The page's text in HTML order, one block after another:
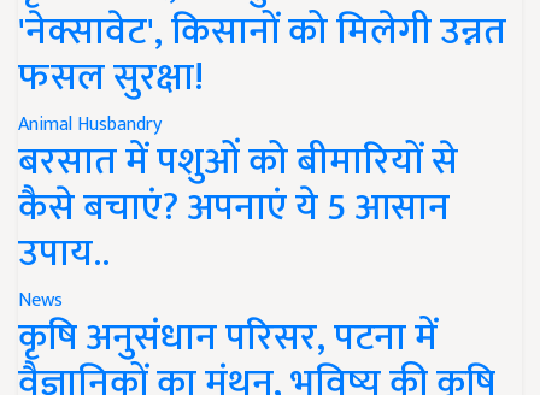
'नेक्सावेट', किसानों को मिलेगी उन्नत
फसल सुरक्षा!
Animal Husbandry
बरसात में पशुओं को बीमारियों से
कैसे बचाएं? अपनाएं ये 5 आसान
उपाय..
News
कृषि अनुसंधान परिसर, पटना में